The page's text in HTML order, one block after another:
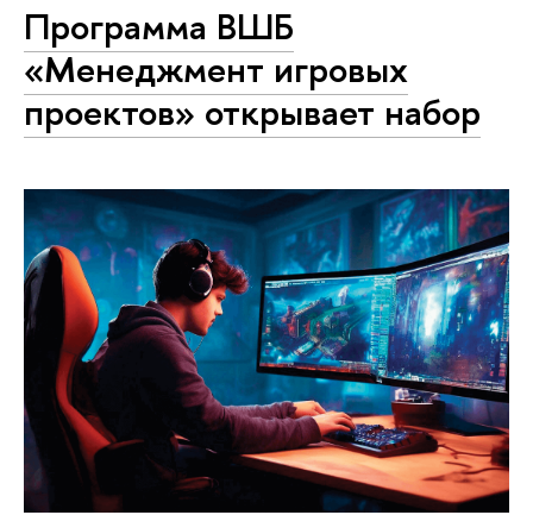
Программа ВШБ
«Менеджмент игровых
проектов» открывает набор